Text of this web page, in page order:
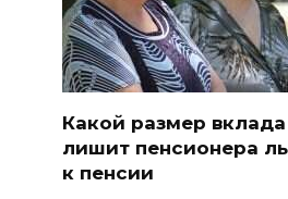
Какой размер
лишит пенсионера
к пенсии